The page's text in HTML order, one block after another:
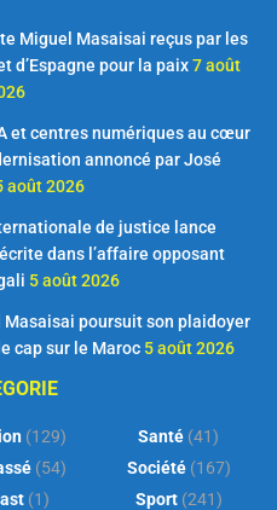
Miguel Masaisai reçus par les
d’Espagne pour la paix7 août
et centres numériques au cœur
annoncé par José
août 2026
de justice lance
dans l’affaire opposant
5 août 2026
Masaisai poursuit son plaidoyer
cap sur le Maroc 5 août 2026
(129)
(54)
(1)
Santé (41)
Société(167)
Sport(241)